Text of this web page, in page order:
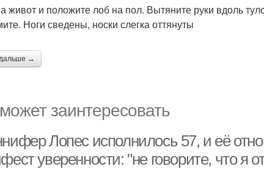
живот и положите лоб на пол. Вытяните руки вдоль
Ноги сведены, носки слегка оттянуты
→
заинтересовать
Лопес исполнилось 57, и её
уверенности: "не говорите, что я